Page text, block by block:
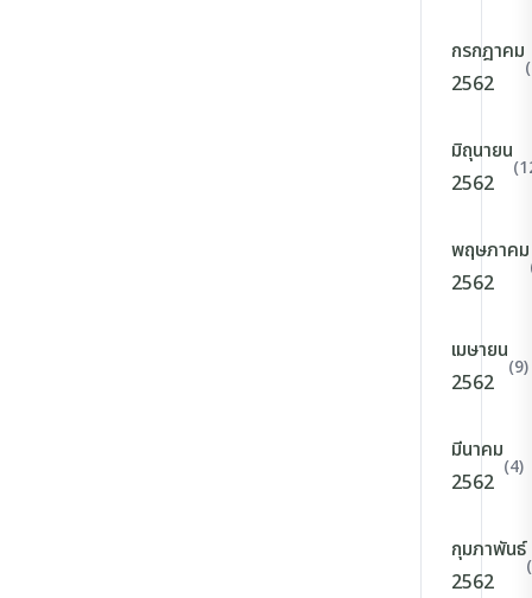
กรกฎาคม
2562
มิถุนายน
2562
พฤษภาคม
2562
เมษายน
2562
(9)
มีนาคม
2562
(4)
กุมภาพันธ์
2562